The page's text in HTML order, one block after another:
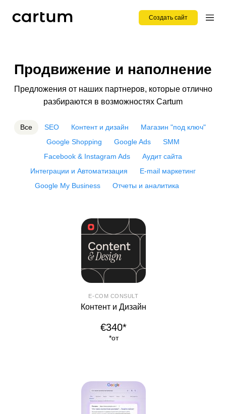
Создать сайт
Продвижение и наполнение
Предложения от наших партнеров, которые отлично
разбираются в возможностях Cartum
Все SEO Контент и дизайн
Магазин "под ключ"
Google Shopping
Google Ads
SMM
Facebook & Instagram Ads
Аудит сайта
Интеграции и Автоматизация
E-mail маркетинг
Google My Business
Отчеты и аналитика
E-COM CONSULT
Контент и Дизайн
€340*
*от